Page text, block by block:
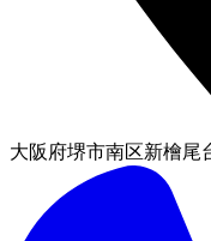
大阪府堺市南区新檜尾